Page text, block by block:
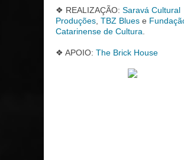
❖ REALIZAÇÃO: Saravá Cultural
Produções TBZ Blues e
Catarinense de Cultura
❖ APOIO: The Brick House